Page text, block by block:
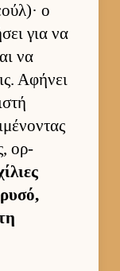
ο
για να
να
Αφήνει
ορ­